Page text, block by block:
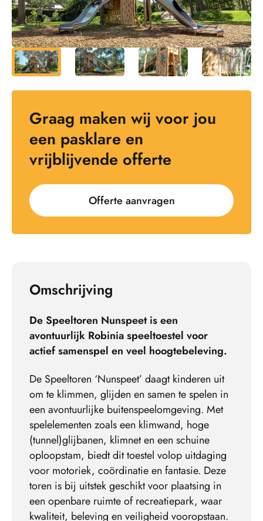
Graag maken wij voor jou
een pasklare en
vrijblijvende offerte
Offerte aanvragen
Omschrijving
De Speeltoren Nunspeet is een
avontuurlijk Robinia speeltoestel voor
actief samenspel en veel hoogtebeleving.
De Speeltoren ‘Nunspeet’ daagt kinderen uit
om te klimmen, glijden en samen te spelen in
een avontuurlijke buitenspeelomgeving. Met
spelelementen zoals een klimwand, hoge
(tunnel)glijbanen, klimnet en een schuine
oploopstam, biedt dit toestel volop uitdaging
voor motoriek, coördinatie en fantasie. Deze
toren is bij uitstek geschikt voor plaatsing in
een openbare ruimte of recreatiepark, waar
kwaliteit, beleving en veiligheid vooropstaan.